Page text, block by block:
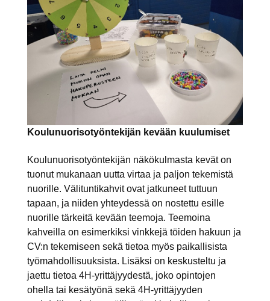
Koulunuorisotyöntekijän kevään kuulumiset
Koulunuorisotyöntekijän näkökulmasta kevät on
tuonut mukanaan uutta virtaa ja paljon tekemistä
nuorille. Välituntikahvit ovat jatkuneet tuttuun
tapaan, ja niiden yhteydessä on nostettu esille
nuorille tärkeitä kevään teemoja. Teemoina
kahveilla on esimerkiksi vinkkejä töiden hakuun ja
CV:n tekemiseen sekä tietoa myös paikallisista
työmahdollisuuksista. Lisäksi on keskusteltu ja
jaettu tietoa 4H-yrittäjyydestä, joko opintojen
ohella tai kesätyönä sekä 4H-yrittäjyyden